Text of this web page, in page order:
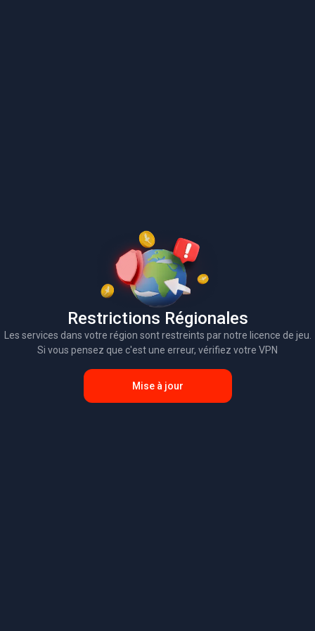
Restrictions Régionales
Les services dans votre région sont restreints par notre licence de jeu.
Si vous pensez que c'est une erreur, vérifiez votre VPN
Mise à jour